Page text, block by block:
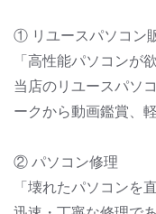
① リユースパソコン
「高性能パソコンが
当店のリユースパソ
ークから動画鑑賞、
② パソコン修理
「壊れたパソコンを